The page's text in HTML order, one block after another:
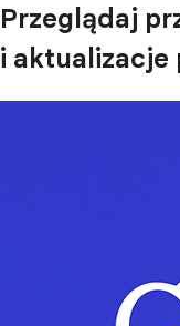
Przeglądaj
i